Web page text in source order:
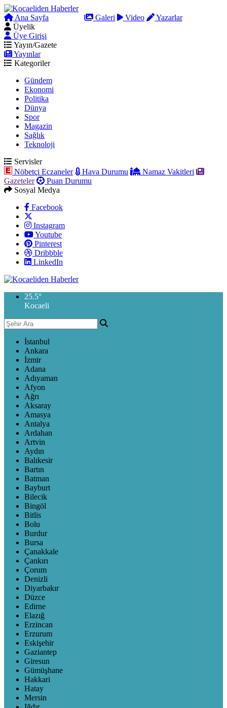
Ana Sayfa Galeri Video
Yazarlar
Üyelik
Üye Girişi
Yayın/Gazete
Yayınlar
Kategoriler
Gündem
Ekonomi
Politika
Dünya
Spor
Magazin
Sağlık
Teknoloji
Servisler
Nöbetçi Eczaneler
Hava Durumu
Namaz Vakitleri
Gazeteler
Puan Durumu
Sosyal Medya
Facebook
Instagram
Youtube
Pinterest
Dribbble
LinkedIn
25.5°
Kocaeli
İstanbul
Ankara
İzmir
Adana
Adıyaman
Afyon
Ağrı
Aksaray
Amasya
Antalya
Ardahan
Artvin
Aydın
Balıkesir
Bartın
Batman
Bayburt
Bilecik
Bingöl
Bitlis
Bolu
Burdur
Bursa
Çanakkale
Çankırı
Çorum
Denizli
Diyarbakır
Düzce
Edirne
Elazığ
Erzincan
Erzurum
Eskişehir
Gaziantep
Giresun
Gümüşhane
Hakkari
Hatay
Mersin